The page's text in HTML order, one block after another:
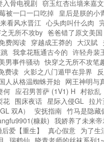
入骨电视剧 窃玉红杏出墙来嘉文
被一口一口吃掉 皇后是朕的小
看风水晋江 心头肉叫什么肉
无所不攻by 爸爸错了原文美国
费阅读 穿越成王莽的 大汉賦
我拿花瓶通古今的 许轻舟裴
男事件骚动 快穿之无所不攻笔
费读 火影之八门遁甲在异界
人从格温蜘蛛开始 网王神明与
何 应召男菩萨 (1V1) H 村欲乱
花 围床夜话 星际入侵GL 拉
双A） 安抚指南 竹马是隐藏
糠麸) 我娇养了未来
爱【重生】 真心假意 为了生
瑞鹤仙 晓青老师的丝袜系列